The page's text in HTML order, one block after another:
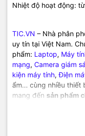
Nhiệt độ hoạt động:
TIC.VN – Nhà phân
uy tín tại Việt Nam.
phẩm: Laptop, Máy
mạng, Camera giám
kiện máy tính,Điện
ẩm... cùng nhiều thiết
mang đến sản phẩm